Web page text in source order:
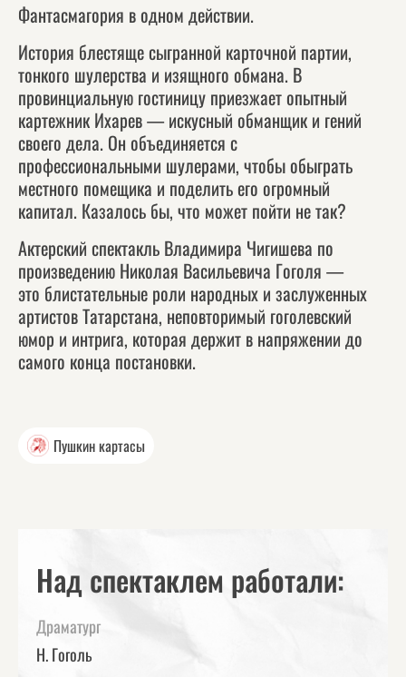
Фантасмагория в одном действии.
История блестяще сыгранной карточной партии,
тонкого шулерства и изящного обмана. В
провинциальную гостиницу приезжает опытный
картежник Ихарев — искусный обманщик и гений
своего дела. Он объединяется с
профессиональными шулерами, чтобы обыграть
местного помещика и поделить его огромный
капитал. Казалось бы, что может пойти не так?
Актерский спектакль Владимира Чигишева по
произведению Николая Васильевича Гоголя —
это блистательные роли народных и заслуженных
артистов Татарстана, неповторимый гоголевский
юмор и интрига, которая держит в напряжении до
самого конца постановки.
Пушкин картасы
Над спектаклем работали:
Драматург
Н. Гоголь